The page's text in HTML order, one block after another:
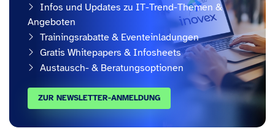
Infos und Updates zu IT-Trend-Themen &
Angeboten
Trainingsrabatte & Eventeinladungen
Gratis Whitepapers & Infosheets
Austausch- & Beratungsoptionen
ZUR NEWSLETTER-ANMELDUNG